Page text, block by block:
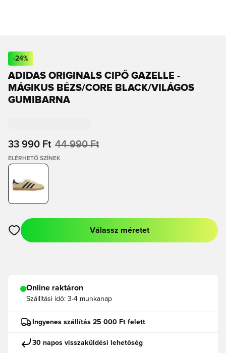
-24%
ADIDAS ORIGINALS CIPŐ GAZELLE -
MÁGIKUS BÉZS/CORE BLACK/VILÁGOS
GUMIBARNA
33 990 Ft 44 990 Ft
ELÉRHETŐ SZÍNEK
Megnyit egy modált a bejelentkezéshez vagy a tagként való
Válassz méretet
Online raktáron
Szállítási idő: 3-4 munkanap
Ingyenes szállítás 25 000 Ft felett
30 napos visszaküldési lehetőség